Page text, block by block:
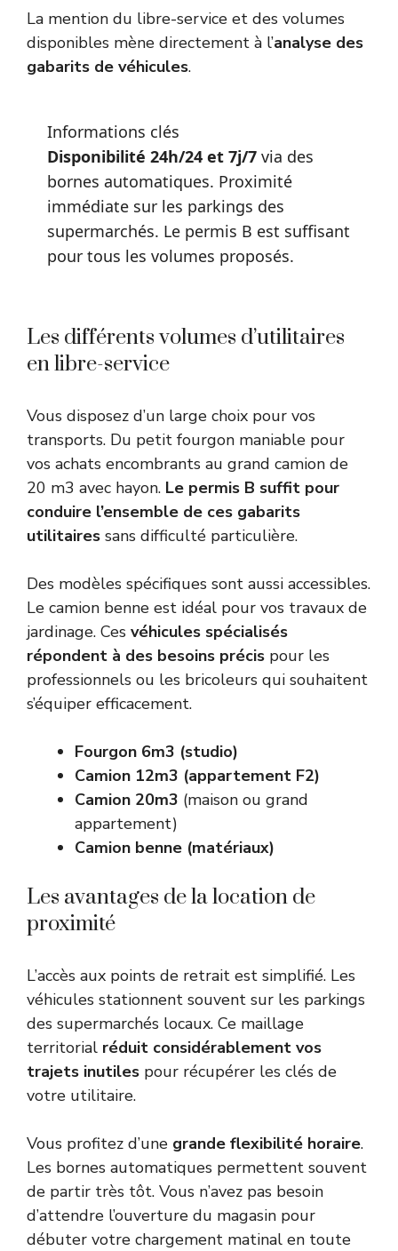
La mention du libre-service et des volumes
disponibles mène directement à l’analyse des
gabarits de véhicules.
Informations clés
Disponibilité 24h/24 et 7j/7via des
bornes automatiques. Proximité
immédiate sur les parkings des
supermarchés. Le permis B est suffisant
pour tous les volumes proposés.
Les différents volumes d’utilitaires
en libre-service
Vous disposez d’un large choix pour vos
transports. Du petit fourgon maniable pour
vos achats encombrants au grand camion de
20 m3 avec hayon. Le permis B suffit pour
conduire l’ensemble de ces gabarits
utilitaires sans difficulté particulière.
Des modèles spécifiques sont aussi accessibles.
Le camion benne est idéal pour vos travaux de
jardinage. Ces véhicules spécialisés
répondent à des besoins précis pour les
professionnels ou les bricoleurs qui souhaitent
s’équiper efficacement.
Fourgon 6m3 (studio)
Camion 12m3 (appartement F2)
Camion 20m3 (maison ou grand
appartement)
Camion benne (matériaux)
Les avantages de la location de
proximité
L’accès aux points de retrait est simplifié. Les
véhicules stationnent souvent sur les parkings
des supermarchés locaux. Ce maillage
territorial réduit considérablement vos
trajets inutiles pour récupérer les clés de
votre utilitaire.
Vous profitez d’une grande flexibilité horaire.
Les bornes automatiques permettent souvent
de partir très tôt. Vous n’avez pas besoin
d’attendre l’ouverture du magasin pour
débuter votre chargement matinal en toute